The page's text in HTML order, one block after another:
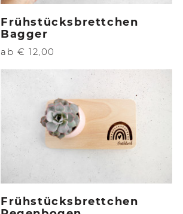
Frühstücksbrettchen
Bagger
ab € 12,00
Frühstücksbrettchen